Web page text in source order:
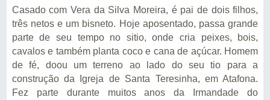
Casado com Vera da Silva Moreira, é pai de dois filhos,
três netos e um bisneto. Hoje aposentado, passa grande
parte de seu tempo no sitio, onde cria peixes, bois,
cavalos e também planta coco e cana de açúcar. Homem
de fé, doou um terreno ao lado do seu tio para a
construção da Igreja de Santa Teresinha, em Atafona.
Fez parte durante muitos anos da Irmandade do